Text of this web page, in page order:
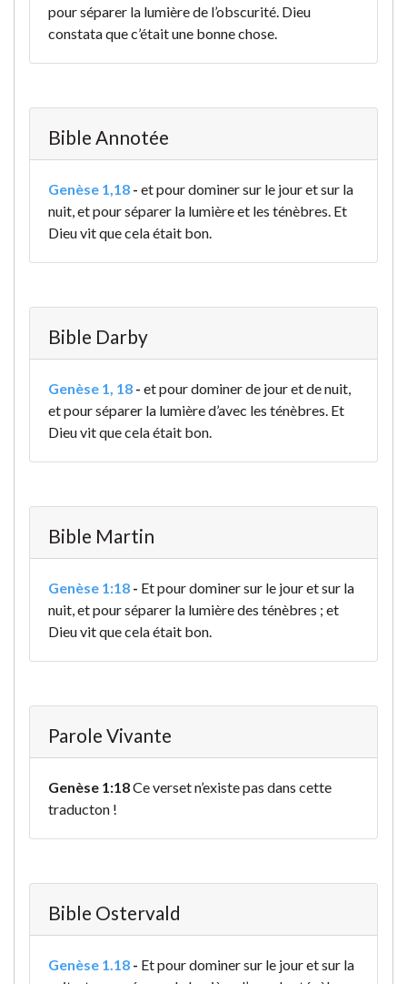
pour séparer la lumière de l’obscurité. Dieu
constata que c’était une bonne chose.
Bible Annotée
Genèse 1,18 - et pour dominer sur le jour et sur la
nuit, et pour séparer la lumière et les ténèbres. Et
Dieu vit que cela était bon.
Bible Darby
Genèse 1, 18 - et pour dominer de jour et de nuit,
et pour séparer la lumière d’avec les ténèbres. Et
Dieu vit que cela était bon.
Bible Martin
Genèse 1:18 - Et pour dominer sur le jour et sur la
nuit, et pour séparer la lumière des ténèbres ; et
Dieu vit que cela était bon.
Parole Vivante
Genèse 1:18Ce verset n’existe pas dans cette
traducton !
Bible Ostervald
Genèse 1.18 - Et pour dominer sur le jour et sur la